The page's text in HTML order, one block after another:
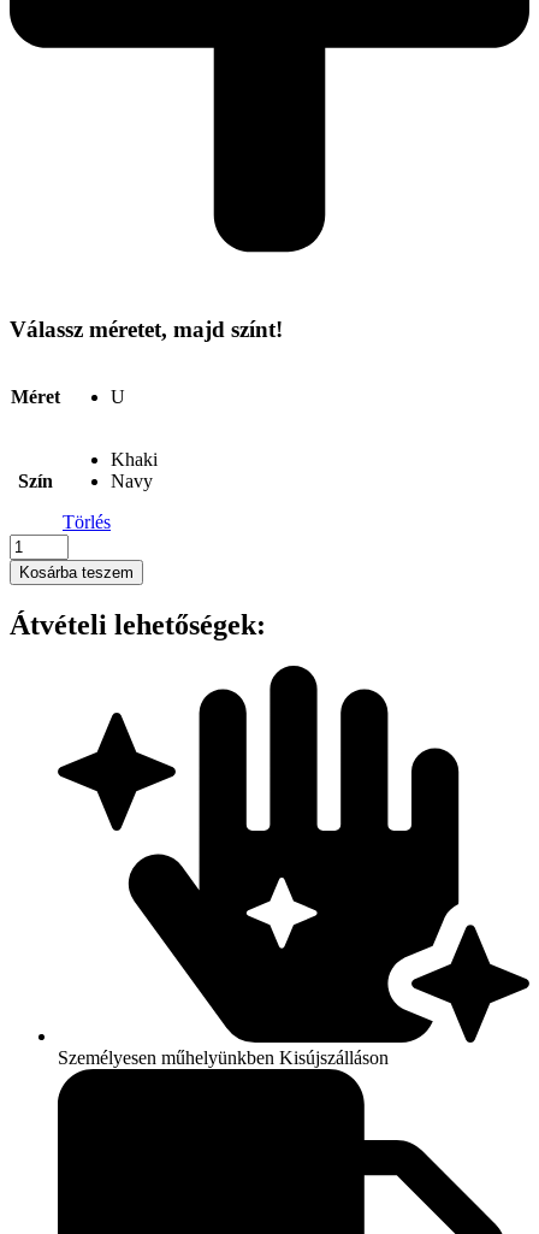
Válassz méretet, majd színt!
Méret U
Szín
Khaki
Navy
Törlés
K-
UP
-
VOYAGER
-
Kosárba teszem
Átvételi lehetőségek:
Személyesen műhelyünkben Kisújszálláson